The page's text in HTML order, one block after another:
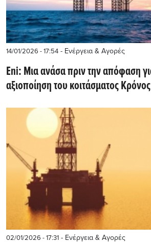
14/01/2026 - 17:54 - Ενέργεια & Αγορές
Eni: Μια ανάσα πριν την απόφαση
αξιοποίηση του κοιτάσματος
02/01/2026 - 17:31 - Ενέργεια & Αγορές